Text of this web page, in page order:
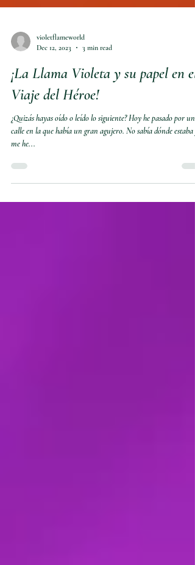
violetflameworld
Dec 12, 2023
3 min read
¡La Llama Violeta y su papel en el
Viaje del Héroe!
calle en la que había un gran agujero. No sabía dónde estaba y